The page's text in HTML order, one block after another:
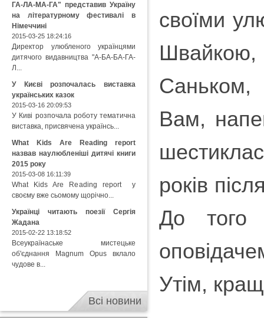
своїми
Саньком,
Вам,
років
До того
Утім,
ГА-ЛА-МА-ГА" представив Україну
на літературному фестивалі в
Німеччині
2015-03-25 18:24:16
Директор улюбленого українцями
дитячого видавництва "А-БА-БА-ГА-
Л...
У Києві розпочалась виставка
українських казок
2015-03-16 20:09:53
У Киві розпочала роботу тематична
виставка, присвячена українсь...
What Kids Are Reading report
назвав наулюбленіші дитячі книги
2015 року
2015-03-08 16:11:39
What Kids Are Reading report у
своєму вже сьомому щорічно...
Українці читають поезії Сергія
Жадана
2015-02-22 13:18:52
Всеукраїнаське мистецьке
об'єднання Magnum Opus вклало
чудове в...
Всі новини